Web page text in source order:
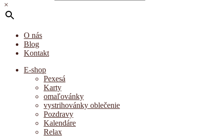
×
O nás
Blog
Kontakt
E-shop
Pexesá
Karty
omaľovánky
vystrihovánky oblečenie
Pozdravy
Kalendáre
Relax